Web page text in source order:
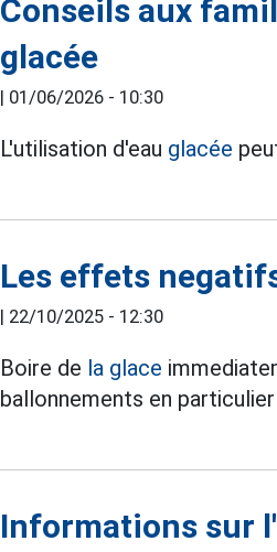
Conseils aux
glacée
| 01/06/2026 - 10:30
L'utilisation d'eau glacée
Les effets
| 22/10/2025 - 12:30
Boire de la glace
ballonnements en
Informations sur